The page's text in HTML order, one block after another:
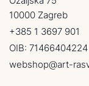
10000 Zagreb
+385 1 3697 901
OIB: 71466404224
webshop@art-